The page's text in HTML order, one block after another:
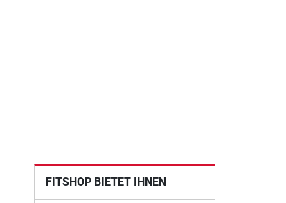
FITSHOP BIETET IHNEN